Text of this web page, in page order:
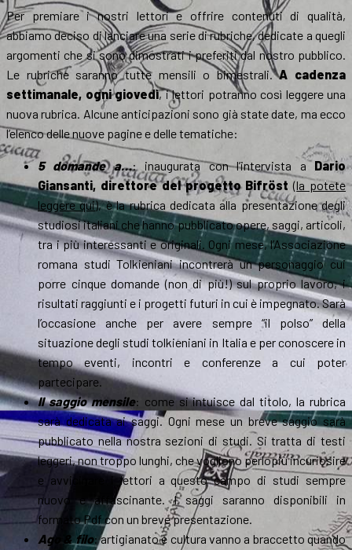
Per premiare i nostri lettori e offrire contenuti di qualità,
abbiamo deciso di lanciare una serie di rubriche, dedicate a quegli
argomenti che si sono dimostrati i preferiti dal nostro pubblico.
Le rubriche saranno tutte mensili o bimestrali.A cadenza
settimanale, ogni giovedì, i lettori potranno così leggere una
nuova rubrica. Alcune anticipazioni sono già state date, ma ecco
l’elenco delle nuove pagine e delle tematiche:
5 domande a…: inaugurata con l’intervista a Dario
Giansanti, direttore del progetto Bifröst (la potete
leggere qui), è la rubrica dedicata alla presentazione degli
studiosi italiani che hanno pubblicato opere, saggi, articoli,
tra i più interessanti e originali. Ogni mese, l’Associazione
romana studi Tolkieniani incontrerà un personaggio cui
porre cinque domande (non di più!) sul proprio lavoro, i
risultati raggiunti e i progetti futuri in cui è impegnato. Sarà
l’occasione anche per avere sempre “il polso” della
situazione degli studi tolkieniani in Italia e per conoscere in
tempo eventi, incontri e conferenze a cui poter
partecipare.
Il saggio mensile: come si intuisce dal titolo, la rubrica
sarà dedicata ai saggi. Ogni mese un breve saggio sarà
pubblicato nella nostra sezioni di studi. Si tratta di testi
leggeri, non troppo lunghi, che vogliono perlopiù incuriosire
e avvicinare i lettori a questo campo di studi sempre
nuovo e affascinante. I saggi saranno disponibili in
formato Pdf con un breve presentazione.
Ago & filo: artigianato e cultura vanno a braccetto quando